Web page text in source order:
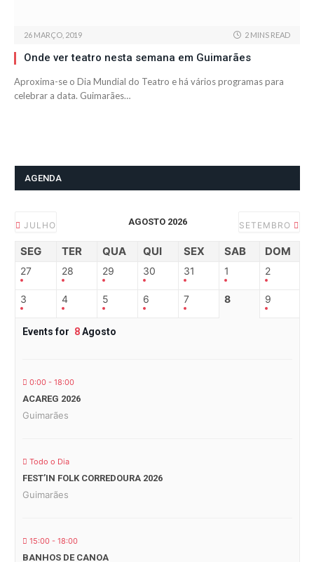
26 MARÇO, 2019 2 MINS READ
Onde ver teatro nesta semana em Guimarães
Aproxima-se o Dia Mundial do Teatro e há vários programas para
celebrar a data. Guimarães…
AGENDA
JULHO AGOSTO 2026 SETEMBRO
SEG TER QUA QUI SEX SAB DOM
27 28 29 30 31 1 2
3 4 5 6 7 8 9
Events for 8Agosto
0:00 - 18:00
ACAREG 2026
Guimarães
Todo o Dia
FEST’IN FOLK CORREDOURA 2026
Guimarães
15:00 - 18:00
BANHOS DE CANOA